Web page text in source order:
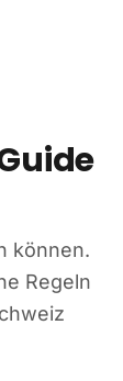
können.
Regeln